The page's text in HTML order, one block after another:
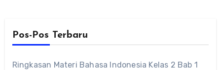
Pos-Pos Terbaru
Ringkasan Materi Bahasa Indonesia Kelas 2 Bab 1